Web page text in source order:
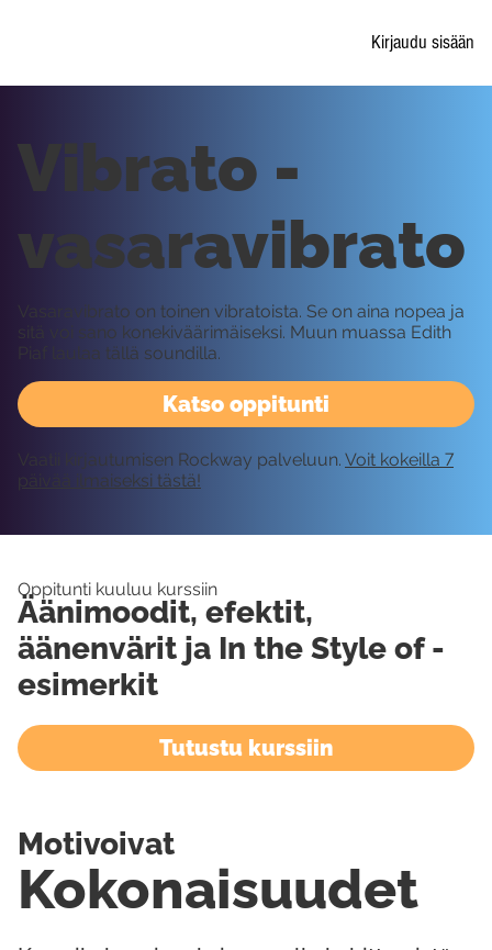
Kirjaudu sisään
Katso oppitunti
Vibrato -
vasaravibrato
Vasaravibrato on toinen vibratoista. Se on aina nopea ja
sitä voi sano konekiväärimäiseksi. Muun muassa Edith
Piaf laulaa tällä soundilla.
Vaatii kirjautumisen Rockway palveluun. Voit kokeilla 7
päivää ilmaiseksi tästä!
Oppitunti kuuluu kurssiin
Äänimoodit, efektit,
äänenvärit ja In the Style of -
esimerkit
Tutustu kurssiin
Kokonaisuudet
Motivoivat